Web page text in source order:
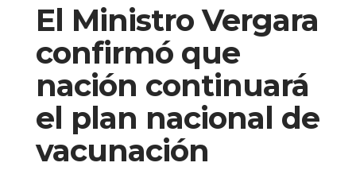
El Ministro Vergara
confirmó que
nación continuará
el plan nacional de
vacunación